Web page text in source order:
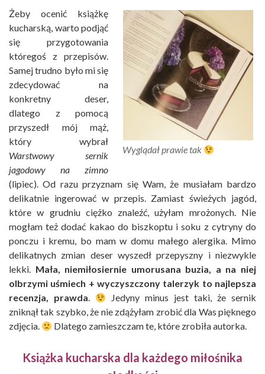
Wyglądał prawie tak
Żeby ocenić książkę
kucharską, warto podjąć
się przygotowania
któregoś z przepisów.
Samej trudno było mi się
zdecydować na
konkretny deser,
dlatego z pomocą
przyszedł mój mąż,
który wybrał
Warstwowy sernik
jagodowy na zimno
(lipiec). Od razu przyznam się Wam, że musiałam bardzo
delikatnie ingerować w przepis. Zamiast świeżych jagód,
które w grudniu ciężko znaleźć, użyłam mrożonych. Nie
mogłam też dodać kakao do biszkoptu i soku z cytryny do
ponczu i kremu, bo mam w domu małego alergika. Mimo
delikatnych zmian deser wyszedł przepyszny i niezwykle
lekki. Mała, niemiłosiernie umorusana buzia, a na niej
olbrzymi uśmiech + wyczyszczony talerzyk to najlepsza
recenzja, prawda.
Jedyny minus jest taki, że sernik
zniknął tak szybko, że nie zdążyłam zrobić dla Was pięknego
zdjęcia.
Dlatego zamieszczam te, które zrobiła autorka.
Książka kucharska dla każdego miłośnika